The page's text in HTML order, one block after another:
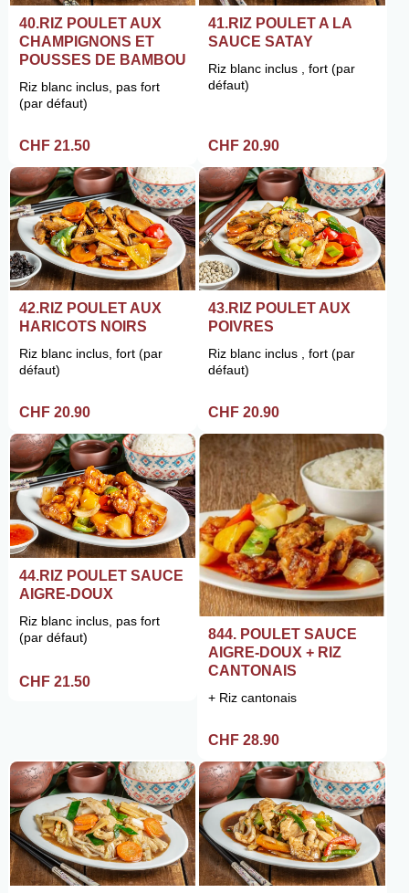
40.RIZ POULET AUX
CHAMPIGNONS ET
POUSSES DE BAMBOU
Riz blanc inclus, pas fort
(par défaut)
CHF 21.50
41.RIZ POULET A LA
SAUCE SATAY
Riz blanc inclus , fort (par
défaut)
CHF 20.90
42.RIZ POULET AUX
HARICOTS NOIRS
Riz blanc inclus, fort (par
défaut)
CHF 20.90
43.RIZ POULET AUX
POIVRES
Riz blanc inclus , fort (par
défaut)
CHF 20.90
44.RIZ POULET SAUCE
AIGRE-DOUX
Riz blanc inclus, pas fort
(par défaut)
CHF 21.50
844. POULET SAUCE
AIGRE-DOUX + RIZ
CANTONAIS
+ Riz cantonais
CHF 28.90